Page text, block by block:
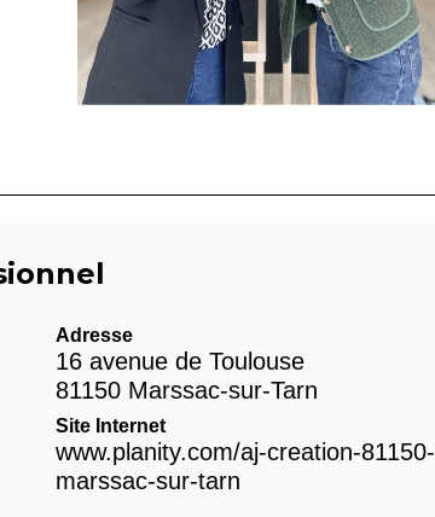
Adresse
16 avenue de Toulouse
81150 Marssac-sur-Tarn
Site Internet
www.planity.com/aj-creation-81150-
marssac-sur-tarn